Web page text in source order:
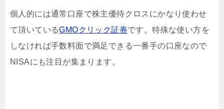
個人的には通常口座で株主優待クロスにかなり使わせ
て頂いているGMOクリック証券です。特殊な使い方を
しなければ手数料面で満足できる一番手の口座なので
NISAにも注目が集まります。